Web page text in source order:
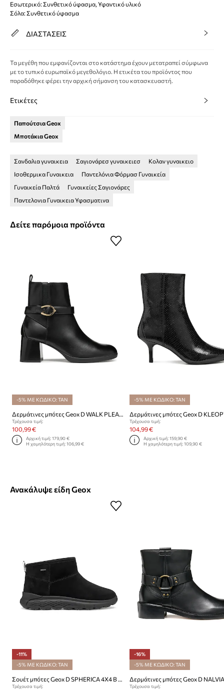
Εσωτερικό: Συνθετικό ύφασμα, Υφαντικό υλικό
Σόλα: Συνθετικό ύφασμα
ΔΙΑΣΤΑΣΕΙΣ
Τα μεγέθη που εμφανίζονται στο κατάστημα έχουν μετατραπεί σύμφωνα
με το τυπικό ευρωπαϊκό μεγεθολόγιο. Η ετικέτα του προϊόντος που
παραδόθηκε φέρει την αρχική σήμανση του κατασκευαστή.
Ετικέτες
Παπούτσια Geox
Μποτάκια Geox
Σανδαλια γυναικεια Σαγιονάρεσ γυναικειεσ
Κολαν γυναικειο
Ισοθερμικα Γυναικεια
Παντελόνια Φόρμασ Γυναικεία
Γυναικεία Παλτά
Γυναικείες Σαγιονάρες
Παντελονια Γυναικεια Υφασματινα
Δείτε παρόμοια προϊόντα
-5% ΜΕ ΚΩΔΙΚΟ: TAN
Δερμάτινες μπότες Geox D WALK PLEASURE 55
Τρέχουσα τιμή:
100,99 €
Αρχική τιμή:179,90 €
Η χαμηλότερη τιμή:106,99 €
-5% ΜΕ ΚΩΔΙΚΟ: TAN
Δερμάτινες μπότες Geox D
Τρέχουσα τιμή:
104,99 €
Αρχική τιμή: 159,90 €
Η χαμηλότερη τιμή: 109,90 €
Ανακάλυψε είδη Geox
-11%
-5% ΜΕ ΚΩΔΙΚΟ: TAN
Σουέτ μπότες Geox D SPHERICA 4X4 B ABX
Τρέχουσα τιμή:
-16%
-5% ΜΕ ΚΩΔΙΚΟ: TAN
Δερμάτινες μπότες Geox D
Τρέχουσα τιμή: